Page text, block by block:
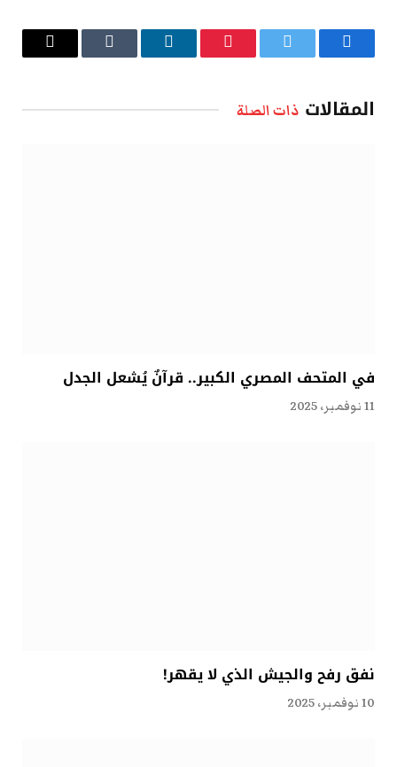
فيسبوك تويتر بينتيريستلينكدإن Tumblr
البريد
المقالات ذات الصلة
في المتحف المصري الكبير.. قرآنٌ يُشعل الجدل
11 نوفمبر، 2025
نفق رفح والجيش الذي لا يقهر!
10 نوفمبر، 2025